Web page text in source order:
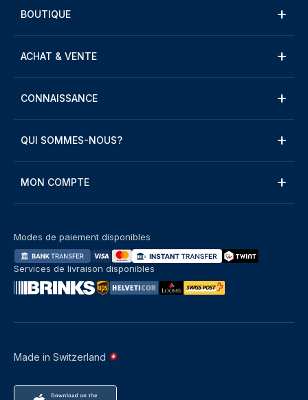
BOUTIQUE
ACHAT & VENTE
CONNAISSANCE
QUI SOMMES-NOUS?
MON COMPTE
Made in Switzerland
Modes de paiement disponibles
Services de livraison disponibles